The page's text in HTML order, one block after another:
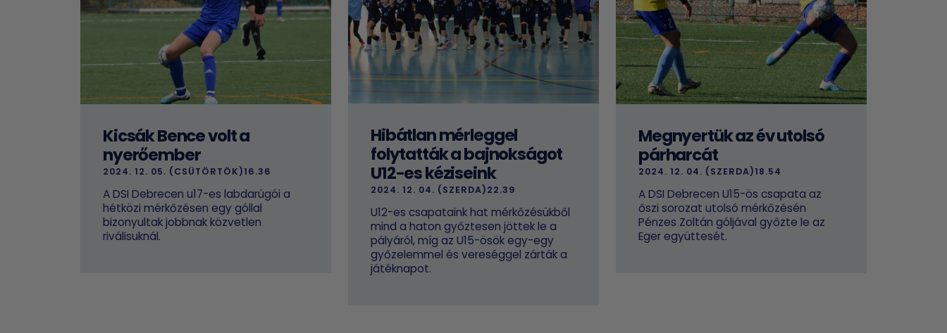
Kicsák Bence volt a
nyerőember
2024. 12. 05. (CSÜTÖRTÖK)16.36
A DSI Debrecen u17-es labdarúgói a
hétközi mérkőzésen egy góllal
bizonyultak jobbnak közvetlen
riválisuknál.
Hibátlan mérleggel
folytatták a bajnokságot
U12-es kéziseink
2024. 12. 04. (SZERDA)22.39
U12-es csapataink hat mérkőzésükből
mind a haton győztesen jöttek le a
pályáról, míg az U15-ösök egy-egy
győzelemmel és vereséggel zárták a
játéknapot.
Megnyertük az év utolsó
párharcát
2024. 12. 04. (SZERDA)18.54
A DSI Debrecen U15-ös csapata az
őszi sorozat utolsó mérkőzésén
Pénzes Zoltán góljával győzte le az
Eger együttesét.